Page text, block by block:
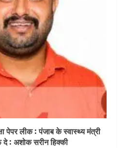
पेपर लीक : पंजाब के स्वास्थ्य मंत्री
: अशोक सरीन हिक्की